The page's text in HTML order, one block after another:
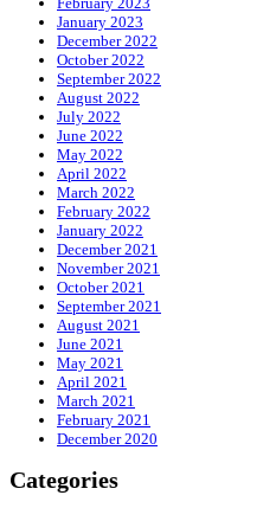
January 2023
December 2022
October 2022
September 2022
August 2022
July 2022
June 2022
May 2022
April 2022
March 2022
February 2022
January 2022
December 2021
November 2021
October 2021
September 2021
August 2021
June 2021
May 2021
April 2021
March 2021
February 2021
December 2020
Categories